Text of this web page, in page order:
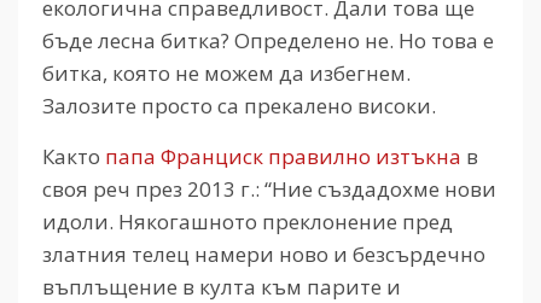
екологична справедливост. Дали това ще
бъде лесна битка? Определено не. Но това е
битка, която не можем да избегнем.
Залозите просто са прекалено високи.
Както папа Франциск правилно изтъкна в
своя реч през 2013 г.: “Ние създадохме нови
идоли. Някогашното преклонение пред
златния телец намери ново и безсърдечно
въплъщение в култа към парите и